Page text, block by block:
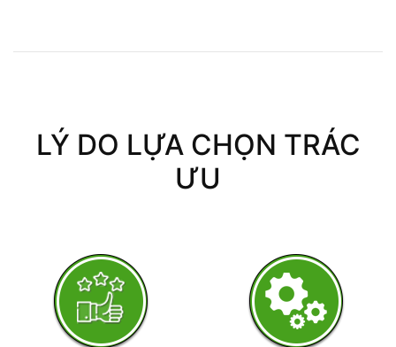
LÝ DO LỰA CHỌN TRÁC
ƯU